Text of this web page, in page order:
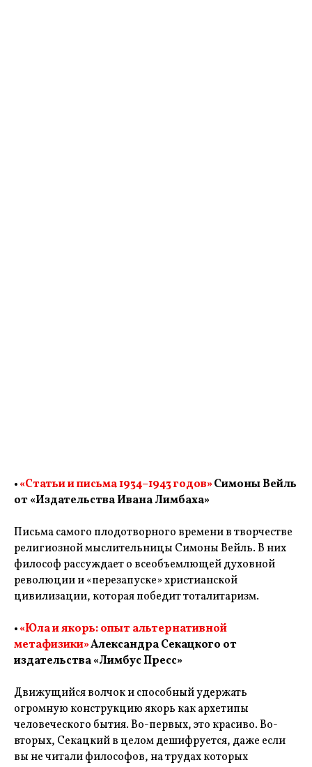
•«Статьи и письма 1934–1943 годов»Симоны Вейль
от «Издательства Ивана Лимбаха»
Письма самого плодотворного времени в творчестве
религиозной мыслительницы Симоны Вейль. В них
философ рассуждает о всеобъемлющей духовной
революции и «перезапуске» христианской
цивилизации, которая победит тоталитаризм.
•«Юла и якорь: опыт альтернативной
метафизики»Александра Секацкого от
издательства «Лимбус Пресс»
Движущийся волчок и способный удержать
огромную конструкцию якорь как архетипы
человеческого бытия. Во-первых, это красиво. Во-
вторых, Секацкий в целом дешифруется, даже если
вы не читали философов, на трудах которых